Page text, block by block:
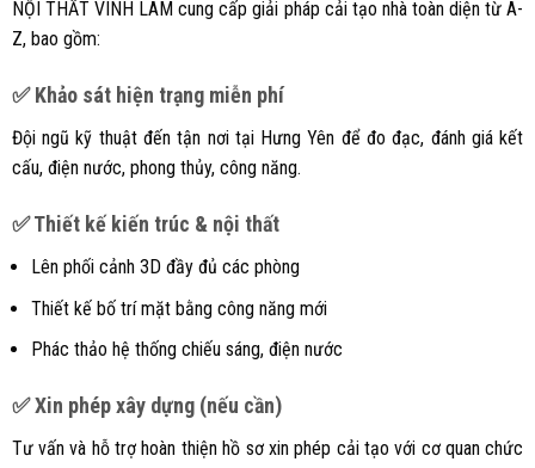
NỘI THẤT VINH LAM cung cấp giải pháp cải tạo nhà toàn diện từ A-
Z, bao gồm:
✅ Khảo sát hiện trạng miễn phí
Đội ngũ kỹ thuật đến tận nơi tại Hưng Yên để đo đạc, đánh giá kết
cấu, điện nước, phong thủy, công năng.
✅ Thiết kế kiến trúc & nội thất
Lên phối cảnh 3D đầy đủ các phòng
Thiết kế bố trí mặt bằng công năng mới
Phác thảo hệ thống chiếu sáng, điện nước
✅ Xin phép xây dựng (nếu cần)
Tư vấn và hỗ trợ hoàn thiện hồ sơ xin phép cải tạo với cơ quan chức